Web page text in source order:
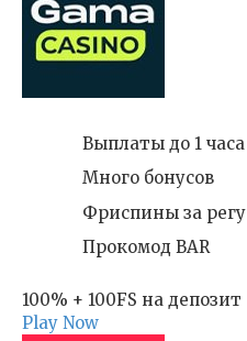
Выплаты до 1 часа
Много бонусов
Фриспины за регу
Прокомод BAR
100% + 100FS на депозит
Play Now